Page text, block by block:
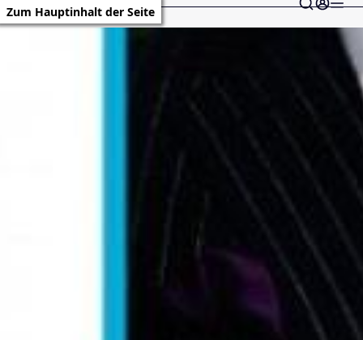
Zum Hauptinhalt der Seite